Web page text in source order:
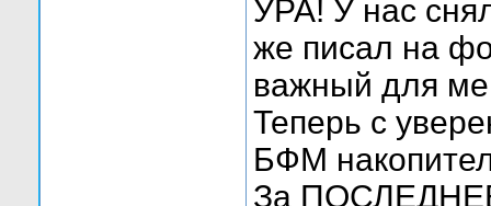
УРА! У нас
же писал на
важный для
Теперь с
БФМ
За ПОСЛЕДНЕЕ